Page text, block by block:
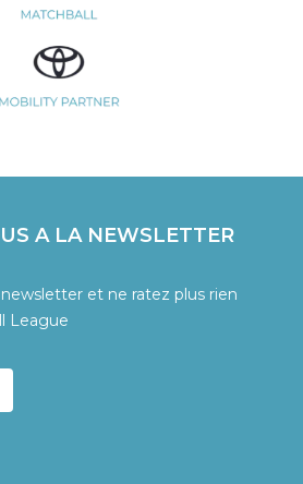
A LA NEWSLETTER
et ne ratez plus rien
League